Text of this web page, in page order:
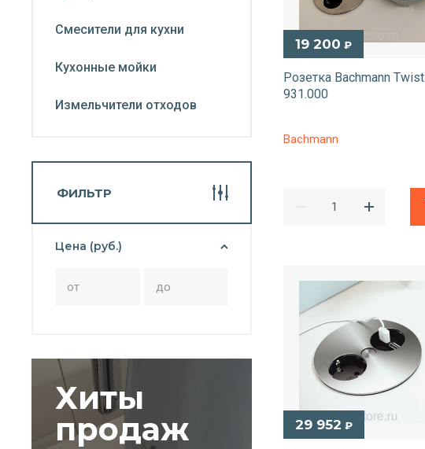
Смесители для кухни
Кухонные мойки
Измельчители отходов
ФИЛЬТР
Цена (руб.)
Хиты
продаж
19 200 ₽
Розетка Bachmann Twist
931.000
Bachmann
29 952 ₽